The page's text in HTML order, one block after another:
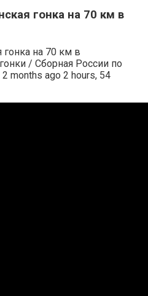
гонка на 70 км в
на 70 км в
/ Сборная России по
months ago 2 hours, 54